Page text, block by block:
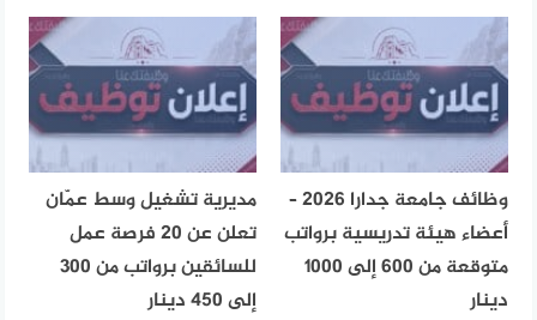
وظائف جامعة جدارا 2026 –
أعضاء هيئة تدريسية برواتب
متوقعة من 600 إلى 1000
دينار
مديرية تشغيل وسط عمّان
تعلن عن 20 فرصة عمل
للسائقين برواتب من 300
إلى 450 دينار